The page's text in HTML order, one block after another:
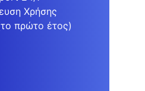
Χρήσης
πρώτο έτος)